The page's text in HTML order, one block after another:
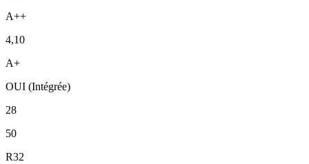
A++
4,10
A+
OUI (Intégrée)
28
50
R32